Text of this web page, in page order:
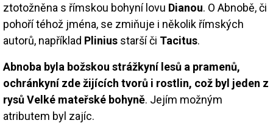
ztotožněna s římskou bohyní lovu Dianou. O Abnobě, či
pohoří téhož jména, se zmiňuje i několik římských
autorů, například Plinius starší či Tacitus.
Abnoba byla božskou strážkyní lesů a pramenů,
ochránkyní zde žijících tvorů i rostlin, což byl jeden z
rysů Velké mateřské bohyně. Jejím možným
atributem byl zajíc.